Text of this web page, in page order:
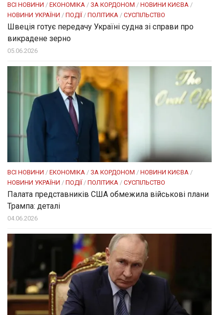
ВСІ НОВИНИ / ЕКОНОМІКА / ЗА КОРДОНОМ / НОВИНИ КИЄВА /
НОВИНИ УКРАЇНИ / ПОДІЇ/ ПОЛІТИКА / СУСПІЛЬСТВО
Швеція готує передачу Україні судна зі справи про
викрадене зерно
05.06.2026
ВСІ НОВИНИ / ЕКОНОМІКА / ЗА КОРДОНОМ / НОВИНИ КИЄВА /
НОВИНИ УКРАЇНИ / ПОДІЇ / ПОЛІТИКА / СУСПІЛЬСТВО
Палата представників США обмежила військові плани
Трампа: деталі
04.06.2026